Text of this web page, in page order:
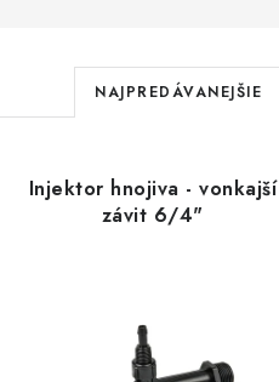
R
a
d
NAJPREDÁVANEJŠIE
Injektor hnojiva - vonkajší
závit 6/4"